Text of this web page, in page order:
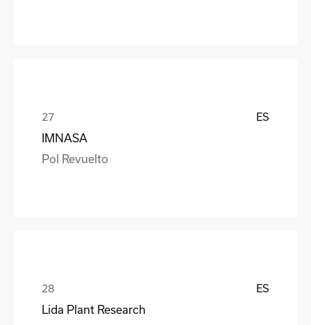
ES
IMNASA
Pol Revuelto
ES
Lida Plant Research